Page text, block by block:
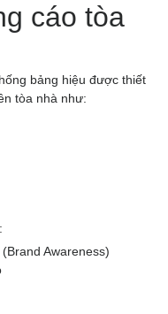
cáo tòa
bảng hiệu được thiết
tòa nhà như:
Awareness)